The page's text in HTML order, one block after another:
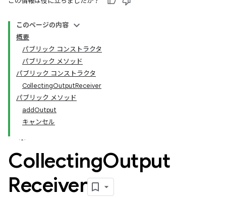
このページの内容
概要
パブリック コンストラクタ
パブリック メソッド
パブリック コンストラクタ
CollectingOutputReceiver
パブリック メソッド
addOutput
キャンセル
CollectingOutput
Receiver